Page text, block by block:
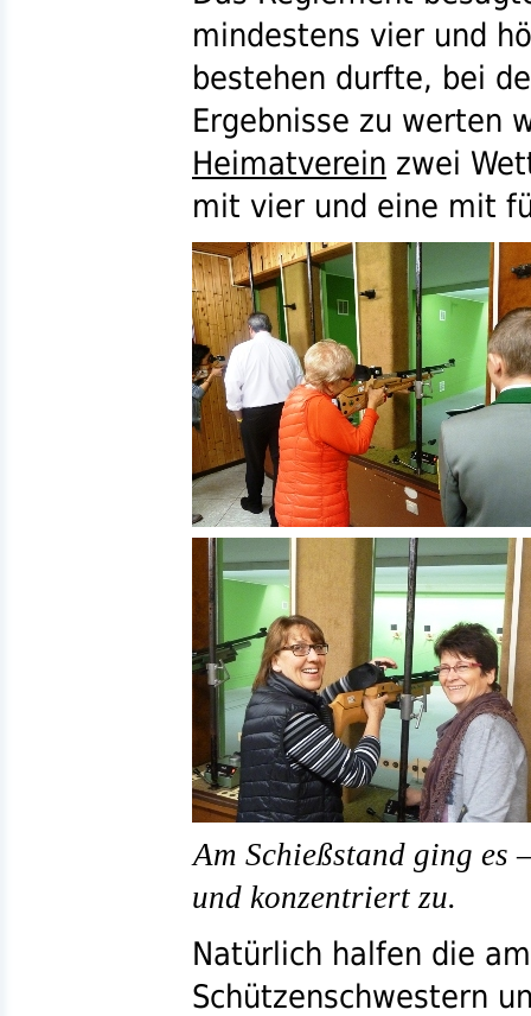
mindestens vier und
bestehen durfte, bei
Ergebnisse zu werten
Heimatverein zwei
mit vier und eine mit
Am Schießstand ging
und konzentriert zu.
Natürlich halfen die
Schützenschwestern